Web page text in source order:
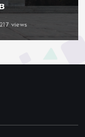
207 views